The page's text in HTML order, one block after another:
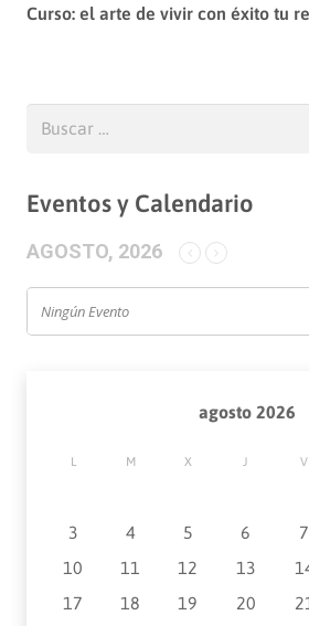
Curso: el arte de vivir con éxito tu
Eventos y Calendario
AGOSTO, 2026
Ningún Evento
agosto 2026
L M X J V
3
4 5 6 7
10
11 12 13
17
18 19 20